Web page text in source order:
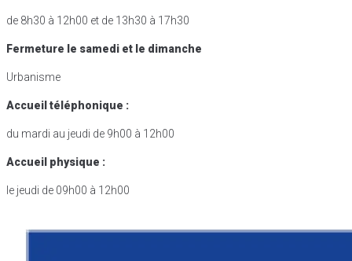
de 8h30 à 12h00 et de 13h30 à 17h30
Fermeture le samedi et le dimanche
Urbanisme
Accueil téléphonique :
du mardi au jeudi de 9h00 à 12h00
Accueil physique :
le jeudi de 09h00 à 12h00